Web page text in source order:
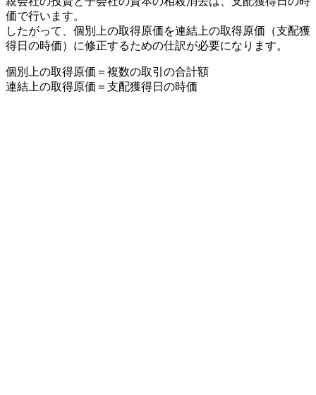
価で行います。
したがって、個別上の取得原価を連結上の取得原価（支配獲
得日の時価）に修正するための仕訳が必要になります。
個別上の取得原価＝複数の取引の合計額
連結上の取得原価＝支配獲得日の時価